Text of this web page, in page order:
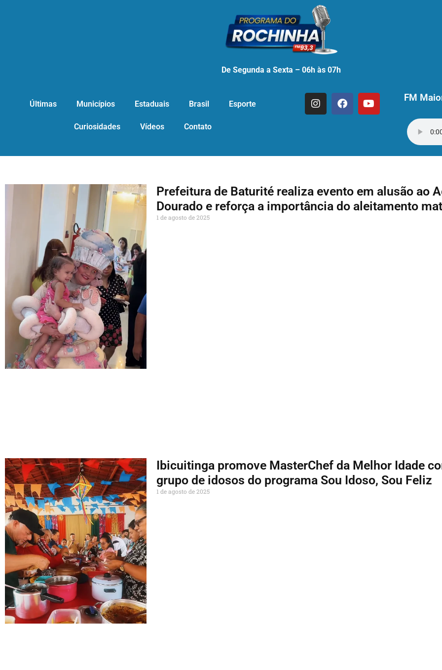
De Segunda a Sexta – 06h às 07h
Últimas Municípios Estaduais Brasil Esporte
Curiosidades Vídeos Contato
FM
Prefeitura de Baturité realiza evento em alusão ao
Dourado e reforça a importância do aleitamento
1 de agosto de 2025
Ibicuitinga promove MasterChef da Melhor Idade
grupo de idosos do programa Sou Idoso, Sou Feliz
1 de agosto de 2025